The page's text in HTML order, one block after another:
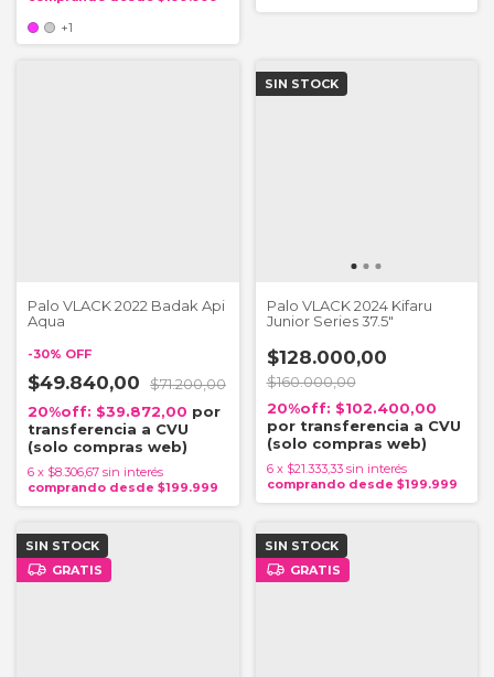
+1
Palo VLACK 2022 Badak Api
Aqua
-30% OFF
$49.840,00
$71.200,00
$39.872,00
6 x $8.306,67 sin interés
SIN STOCK
Palo VLACK 2024 Kifaru
Junior Series 37.5"
$128.000,00
$160.000,00
$102.400,00
6 x $21.333,33 sin interés
SIN STOCK
GRATIS
SIN STOCK
GRATIS